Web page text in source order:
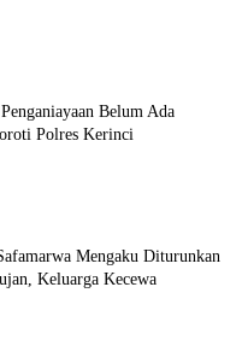
Belum Ada
Polres Kerinci
Mengaku Diturunkan
Keluarga Kecewa